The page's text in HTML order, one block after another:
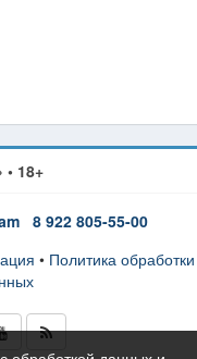
18+
8 922 805-55-00
• Политика обработки